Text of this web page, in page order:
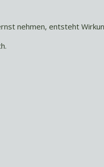
nehmen, entsteht